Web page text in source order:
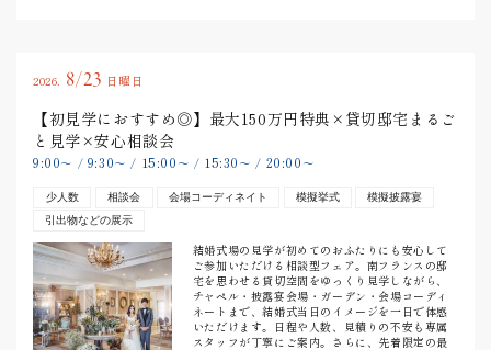
2026. 8/23 日曜日
【初見学におすすめ◎】最大150万円特典×貸切邸宅まるご
と見学×安心相談会
9:00〜 / 9:30〜/ 15:00 〜 / 15:30 〜/ 20:00 〜
少人数 相談会 会場コーディネイト 模擬挙式
模擬披露宴
引出物などの展示
結婚式場の見学が初めてのおふたりにも安心して
ご参加いただける相談型フェア。南フランスの邸
宅を思わせる貸切空間をゆっくり見学しながら、
チャペル・披露宴会場・ガーデン・会場コーディ
ネートまで、結婚式当日のイメージを一日で体感
いただけます。日程や人数、見積りの不安も専属
スタッフが丁寧にご案内。さらに、先着限定の最